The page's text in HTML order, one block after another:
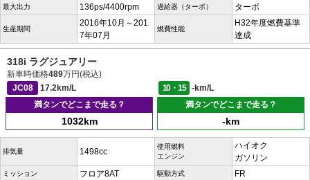
最大出力 136ps/4400rpm 過給器（ターボ） ターボ
生産期間
2016年10月～201
7年07月
燃費性能
H32年度燃費基準
達成
318i ラグジュアリー
新車時価格489万円(税込)
JC08
17.2km/L 10・15
-km/L
満タンでどこまで走る？
1032km
満タンでどこまで走る？
-km
排気量 1498cc
使用燃料
エンジン
ハイオク
ガソリン
ミッション フロア8AT 駆動方式 FR